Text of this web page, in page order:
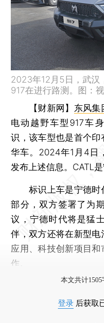
2023年12月5日，武汉
917在进行路测。图：
【财新网】 东风集
电动越野车型917车
识，该车型也是首个
华车。2024年1月4日，
发布上述信息。CATL
标识上车是宁德时
部分，双方签署了为
议，宁德时代将是猛
伴，双方还将在新型
应用、科技创新项目
作。
本文共计
登录 后获取